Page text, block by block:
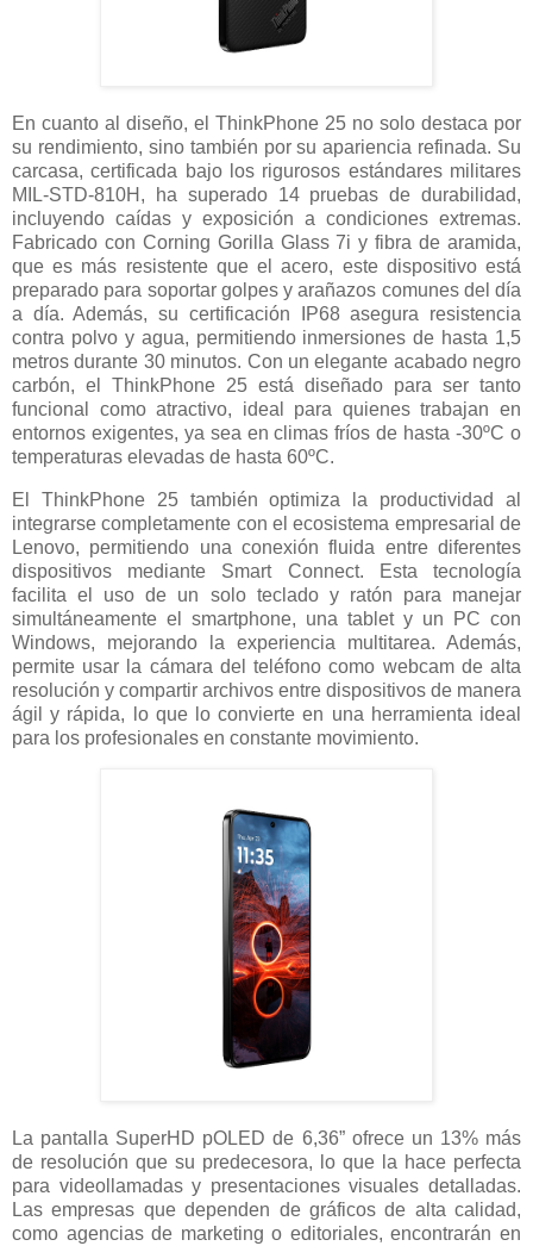
En cuanto al diseño, el ThinkPhone 25 no solo destaca por
su rendimiento, sino también por su apariencia refinada. Su
carcasa, certificada bajo los rigurosos estándares militares
MIL-STD-810H, ha superado 14 pruebas de durabilidad,
incluyendo caídas y exposición a condiciones extremas.
Fabricado con Corning Gorilla Glass 7i y fibra de aramida,
que es más resistente que el acero, este dispositivo está
preparado para soportar golpes y arañazos comunes del día
a día. Además, su certificación IP68 asegura resistencia
contra polvo y agua, permitiendo inmersiones de hasta 1,5
metros durante 30 minutos. Con un elegante acabado negro
carbón, el ThinkPhone 25 está diseñado para ser tanto
funcional como atractivo, ideal para quienes trabajan en
entornos exigentes, ya sea en climas fríos de hasta -30ºC o
temperaturas elevadas de hasta 60ºC.
El ThinkPhone 25 también optimiza la productividad al
integrarse completamente con el ecosistema empresarial de
Lenovo, permitiendo una conexión fluida entre diferentes
dispositivos mediante Smart Connect. Esta tecnología
facilita el uso de un solo teclado y ratón para manejar
simultáneamente el smartphone, una tablet y un PC con
Windows, mejorando la experiencia multitarea. Además,
permite usar la cámara del teléfono como webcam de alta
resolución y compartir archivos entre dispositivos de manera
ágil y rápida, lo que lo convierte en una herramienta ideal
para los profesionales en constante movimiento.
La pantalla SuperHD pOLED de 6,36” ofrece un 13% más
de resolución que su predecesora, lo que la hace perfecta
para videollamadas y presentaciones visuales detalladas.
Las empresas que dependen de gráficos de alta calidad,
como agencias de marketing o editoriales, encontrarán en